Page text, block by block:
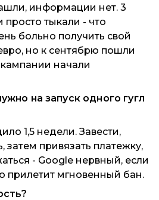
информации нет. 3
тыкали - что
больно получить свой
но к сентябрю пошли
начали
на запуск одного гугл
1,5 недели. Завести,
привязать платежку,
- Google нервный, если
прилетит мгновенный бан.